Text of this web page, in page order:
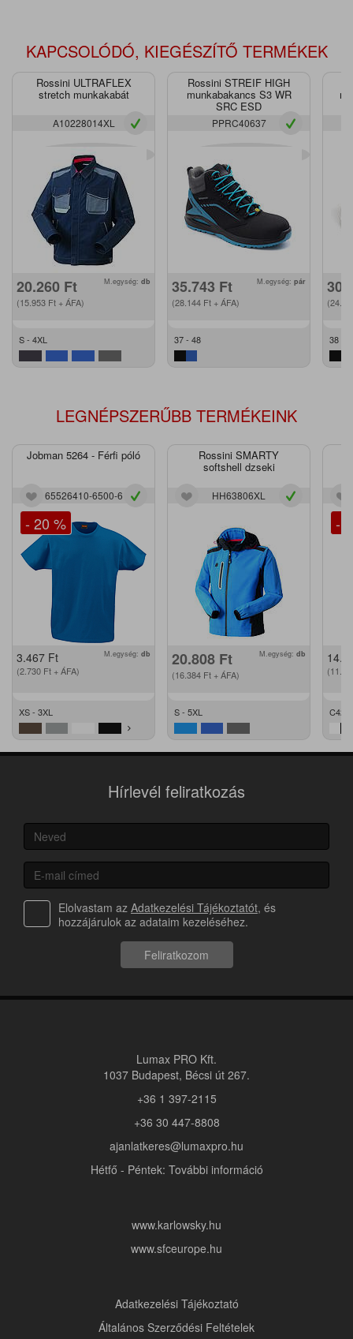
KAPCSOLÓDÓ, KIEGÉSZÍTŐ TERMÉKEK
Rossini ULTRAFLEX
stretch munkakabát
A10228014XL
20.260 Ft
(15.953 Ft + ÁFA)
M.egység: db
S - 4XL
Rossini STREIF HIGH
munkabakancs S3 WR
SRC ESD
PPRC40637
35.743 Ft
(28.144 Ft + ÁFA)
M.egység: pár
37 - 48 38 -
LEGNÉPSZERŰBB TERMÉKEINK
Jobman 5264 - Férfi póló
65526410-6500-6
- 20 %
3.467 Ft
(2.730 Ft + ÁFA)
M.egység: db
XS - 3XL
Rossini SMARTY
softshell dzseki
HH63806XL
20.808 Ft
(16.384 Ft + ÁFA)
M.egység: db
S - 5XL
-
C42 -
Hírlevél feliratkozás
Elolvastam az Adatkezelési Tájékoztatót, és
hozzájárulok az adataim kezeléséhez.
Feliratkozom
Lumax PRO Kft.
1037 Budapest, Bécsi út 267.
+36 1 397-2115
+36 30 447-8808
ajanlatkeres@lumaxpro.hu
Hétfő - Péntek: További információ
www.karlowsky.hu
www.sfceurope.hu
Adatkezelési Tájékoztató
Általános Szerződési Feltételek